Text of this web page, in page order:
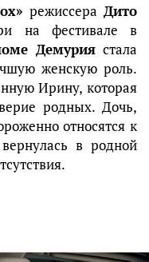
режиссера Дито
на фестивале в
Демуриястала
женскую роль.
Ирину, которая
родных. Дочь,
относятся к
в родной